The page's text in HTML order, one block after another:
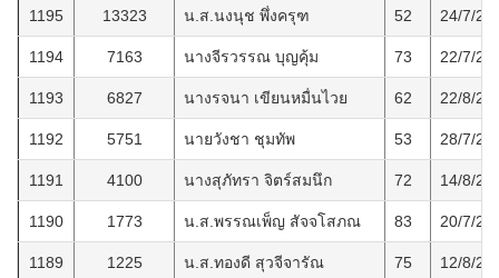
1195 13323 น.ส.นงนุช พึ่งครุฑ 52 24/7/
1194 7163 นางจีรวรรณ บุญคุ้ม 73 22/7/
1193 6827 นางรจนา เขียนหมื่นไวย 62 22/8/
1192 5751 นายวังชา ชุมทัพ 53 28/7/
1191 4100 นางสุภัทรา จิตร์สมนึก 72 14/8/
1190 1773 น.ส.พรรณเพ็ญ สัจจโสภณ 83 20/7/
1189 1225 น.ส.ทองดี สุวจีจารัณ 75 12/8/